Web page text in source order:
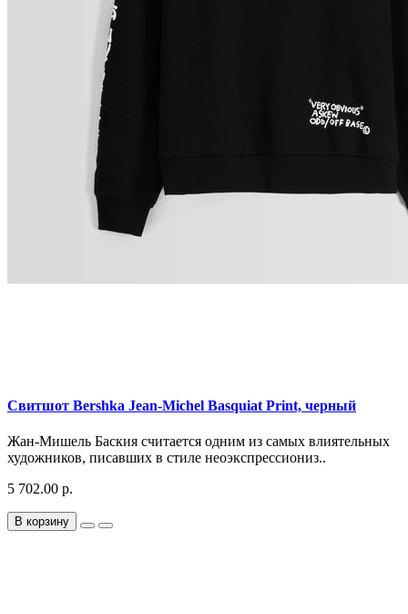
Свитшот Bershka Jean-Michel Basquiat Print, черный
Жан-Мишель Баския считается одним из самых влиятельных
художников, писавших в стиле неоэкспрессиониз..
5 702.00 р.
В корзину